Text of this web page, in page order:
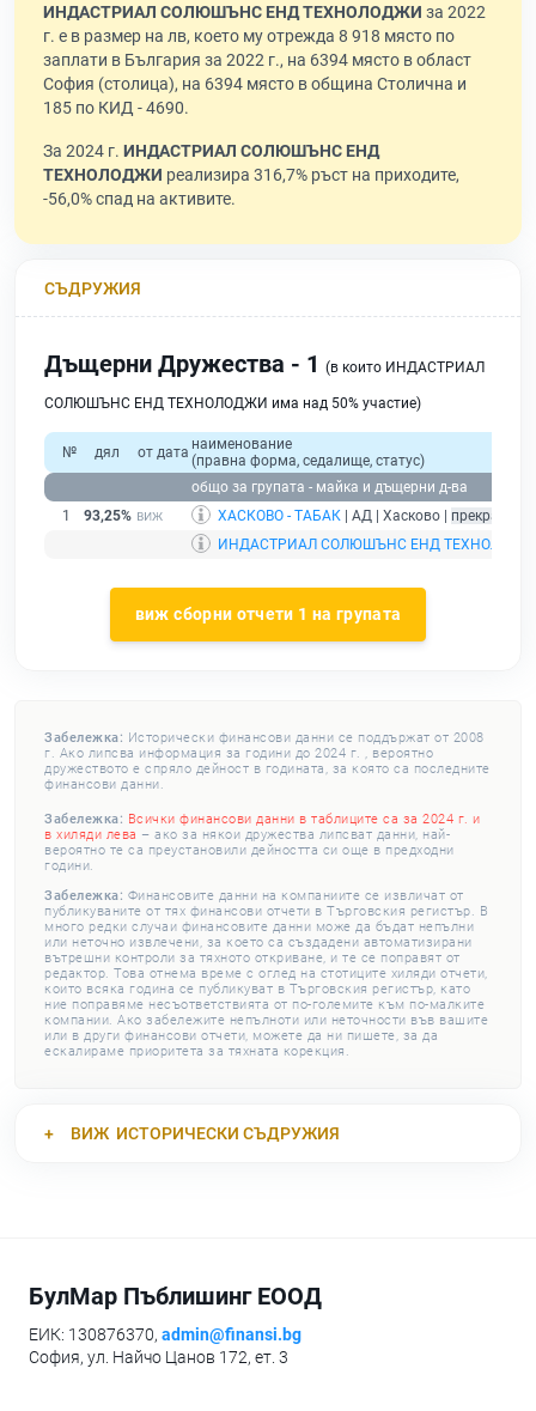
ИНДАСТРИАЛ СОЛЮШЪНС ЕНД ТЕХНОЛОДЖИ за 2022
г. е в размер на лв, което му отрежда 8 918 място по
заплати в България за 2022 г., на 6394 място в област
София (столица), на 6394 място в община Столична и
185 по КИД - 4690.
За 2024 г. ИНДАСТРИАЛ СОЛЮШЪНС ЕНД
ТЕХНОЛОДЖИ реализира 316,7% ръст на приходите,
-56,0% спад на активите.
СЪДРУЖИЯ
Дъщерни Дружества - 1 (в които ИНДАСТРИАЛ
СОЛЮШЪНС ЕНД ТЕХНОЛОДЖИ има над 50% участие)
№ дял от дата наименование
(правна форма, седалище, статус)
общо за групата - майка и дъщерни д-ва
1
93,25% ХАСКОВО - ТАБАК | АД | Хасково |
ИНДАСТРИАЛ СОЛЮШЪНС ЕНД
виж сборни отчети 1 на групата
Забележка: Исторически финансови данни се поддържат от 2008
г. Ако липсва информация за години до 2024 г. , вероятно
дружеството е спряло дейност в годината, за която са последните
финансови данни.
Забележка: Всички финансови данни в таблиците са за 2024 г. и
в хиляди лева – ако за някои дружества липсват данни, най-
вероятно те са преустановили дейността си още в предходни
години.
Забележка: Финансовите данни на компаниите се извличат от
публикуваните от тях финансови отчети в Търговския регистър. В
много редки случаи финансовите данни може да бъдат непълни
или неточно извлечени, за което са създадени автоматизирани
вътрешни контроли за тяхното откриване, и те се поправят от
редактор. Това отнема време с оглед на стотиците хиляди отчети,
които всяка година се публикуват в Търговския регистър, като
ние поправяме несъответствията от по-големите към по-малките
компании. Ако забележите непълноти или неточности във вашите
или в други финансови отчети, можете да ни пишете, за да
ескалираме приоритета за тяхната корекция.
ВИЖ ИСТОРИЧЕСКИ СЪДРУЖИЯ
БулМар Пъблишинг ЕООД
ЕИК: 130876370, admin@finansi.bg
София, ул. Найчо Цанов 172, ет. 3